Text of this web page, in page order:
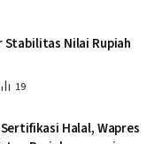
Nilai Rupiah
19
Halal, Wapres